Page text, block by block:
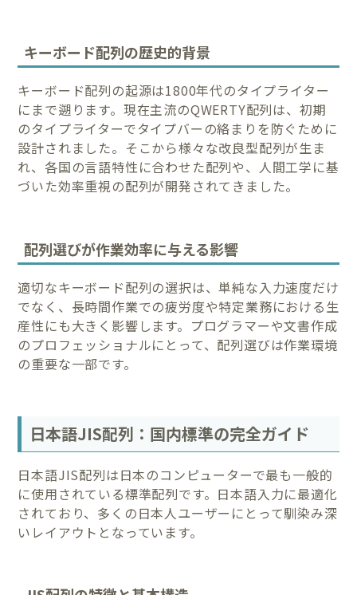
キーボード配列の歴史的背景
キーボード配列の起源は1800年代のタイプライター
にまで遡ります。現在主流のQWERTY配列は、初期
のタイプライターでタイプバーの絡まりを防ぐために
設計されました。そこから様々な改良型配列が生ま
れ、各国の言語特性に合わせた配列や、人間工学に基
づいた効率重視の配列が開発されてきました。
配列選びが作業効率に与える影響
適切なキーボード配列の選択は、単純な入力速度だけ
でなく、長時間作業での疲労度や特定業務における生
産性にも大きく影響します。プログラマーや文書作成
のプロフェッショナルにとって、配列選びは作業環境
の重要な一部です。
日本語JIS配列：国内標準の完全ガイド
日本語JIS配列は日本のコンピューターで最も一般的
に使用されている標準配列です。日本語入力に最適化
されており、多くの日本人ユーザーにとって馴染み深
いレイアウトとなっています。